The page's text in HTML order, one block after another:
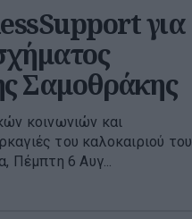
για
Σαμοθράκης
κοινωνιών και
του καλοκαιριού του
Πέμπτη 6 Αυγ...